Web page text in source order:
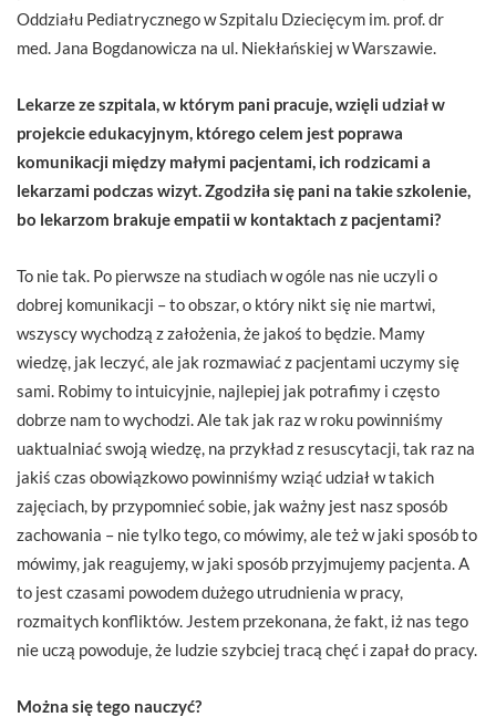
Oddziału Pediatrycznego w Szpitalu Dziecięcym im. prof. dr
med. Jana Bogdanowicza na ul. Niekłańskiej w Warszawie.
Lekarze ze szpitala, w którym pani pracuje, wzięli udział w
projekcie edukacyjnym, którego celem jest poprawa
komunikacji między małymi pacjentami, ich rodzicami a
lekarzami podczas wizyt. Zgodziła się pani na takie szkolenie,
bo lekarzom brakuje empatii w kontaktach z pacjentami?
To nie tak. Po pierwsze na studiach w ogóle nas nie uczyli o
dobrej komunikacji – to obszar, o który nikt się nie martwi,
wszyscy wychodzą z założenia, że jakoś to będzie. Mamy
wiedzę, jak leczyć, ale jak rozmawiać z pacjentami uczymy się
sami. Robimy to intuicyjnie, najlepiej jak potrafimy i często
dobrze nam to wychodzi. Ale tak jak raz w roku powinniśmy
uaktualniać swoją wiedzę, na przykład z resuscytacji, tak raz na
jakiś czas obowiązkowo powinniśmy wziąć udział w takich
zajęciach, by przypomnieć sobie, jak ważny jest nasz sposób
zachowania – nie tylko tego, co mówimy, ale też w jaki sposób to
mówimy, jak reagujemy, w jaki sposób przyjmujemy pacjenta. A
to jest czasami powodem dużego utrudnienia w pracy,
rozmaitych konfliktów. Jestem przekonana, że fakt, iż nas tego
nie uczą powoduje, że ludzie szybciej tracą chęć i zapał do pracy.
Można się tego nauczyć?